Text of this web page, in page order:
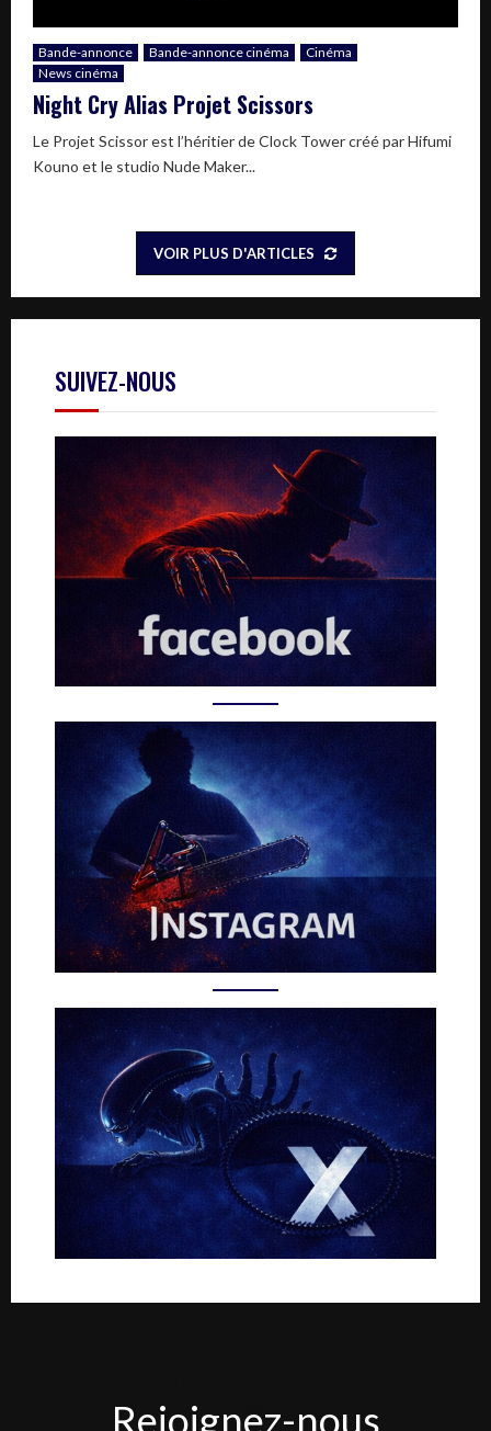
Bande-annonce Bande-annonce cinéma
Cinéma
News cinéma
Night Cry Alias Projet Scissors
Le Projet Scissor est l’héritier de Clock Tower créé par Hifumi
Kouno et le studio Nude Maker...
VOIR PLUS D'ARTICLES
SUIVEZ-NOUS
Rejoignez-nous